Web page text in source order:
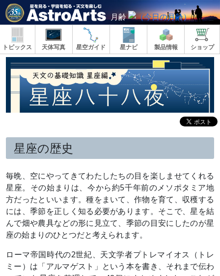
月齢
トピックス 天体写真 星空ガイド 星ナビ 製品情報 ショップ
星座の歴史
毎晩、空にやってきてわたしたちの目を楽しませてくれる
星座。その始まりは、今から約5千年前のメソポタミア地
方だったといいます。種をまいて、作物を育て、収穫する
には、季節を正しく知る必要があります。そこで、星を結
んで畑や農具などの形に見立て、季節の目安にしたのが星
座の始まりのひとつだと考えられます。
ローマ帝国時代の2世紀、天文学者プトレマイオス（トレ
ミー）は「アルマゲスト」という本を書き、それまで伝わ